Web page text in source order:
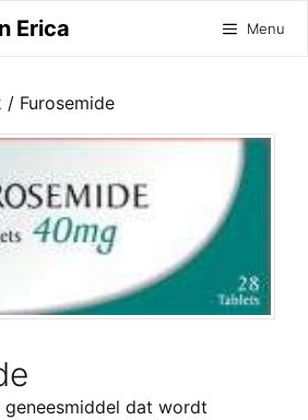
Erica Menu
/ Furosemide
geneesmiddel dat wordt